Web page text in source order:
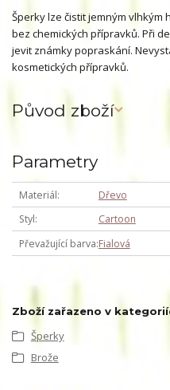
Šperky lze čistit jemným
bez chemických přípravků. Při
jevit známky popraskání.
kosmetických přípravků.
Původ zboží
Parametry
Materiál
Dřevo
Styl
Cartoon
Převažující barva Fialová
Zboží zařazeno v
Šperky
Brože